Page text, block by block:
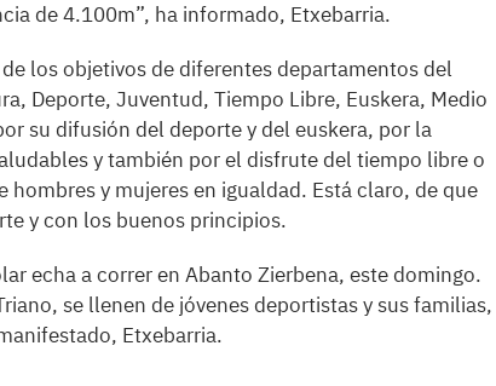
de 4.100m”, ha informado, Etxebarria.
los objetivos de diferentes departamentos del
Deporte, Juventud, Tiempo Libre, Euskera, Medio
su difusión del deporte y del euskera, por la
y también por el disfrute del tiempo libre o
y mujeres en igualdad. Está claro, de que
y con los buenos principios.
echa a correr en Abanto Zierbena, este domingo.
se llenen de jóvenes deportistas y sus familias,
Etxebarria.